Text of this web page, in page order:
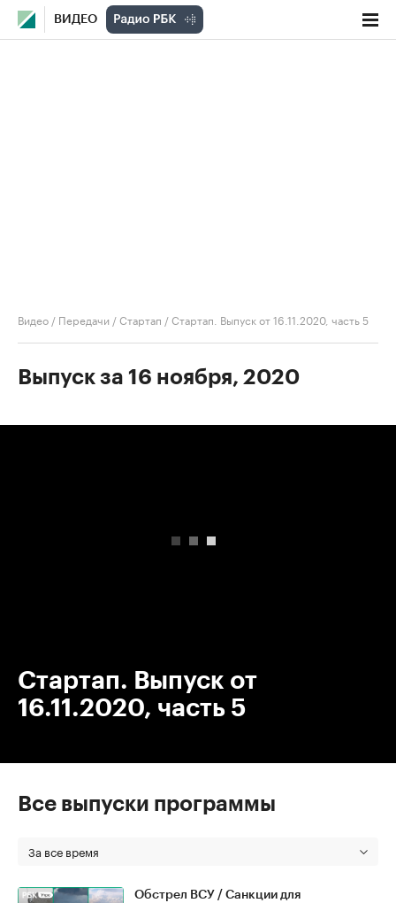
ВИДЕО
Видео / Передачи /Стартап /Стартап. Выпуск от 16.11.2020, часть 5
Выпуск за 16 ноября, 2020
Стартап. Выпуск от
16.11.2020, часть 5
Все выпуски программы
За все время
Обстрел ВСУ / Санкции для